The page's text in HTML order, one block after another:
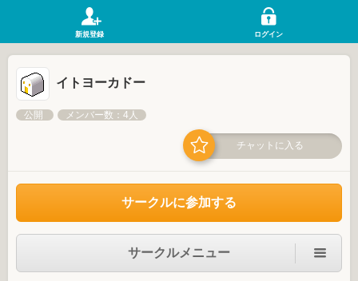
新規登録 ログイン
イトヨーカドー
公開 メンバー数：4人
チャットに入る
サークルに参加する
サークルメニュー